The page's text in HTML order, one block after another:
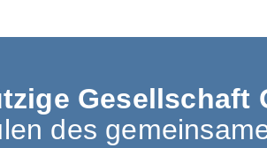
Gesellschaft
des